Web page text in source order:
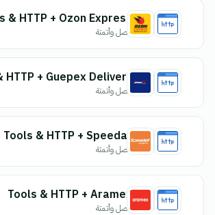
& HTTP + Ozon Express
اتصل وأتمتة
HTTP + Guepex Delivery
اتصل وأتمتة
Tools & HTTP + Speedaf
اتصل وأتمتة
Tools & HTTP + Aramex
اتصل وأتمتة